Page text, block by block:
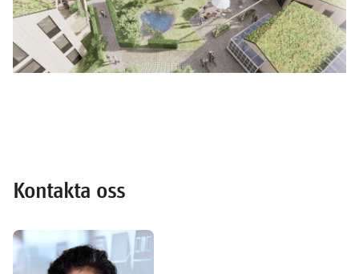
Kontakta oss